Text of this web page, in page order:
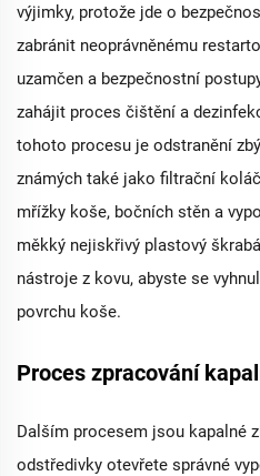
výjimky, protože jde o
zabránit neoprávněnému
uzamčen a bezpečnostní
zahájit proces čištění a
tohoto procesu je odstranění
známých také jako filtrační
mřížky koše, bočních stěn a
měkký nejiskřivý plastový
nástroje z kovu, abyste se
povrchu koše.
Proces zpracování
Dalším procesem jsou kapalné
odstředivky otevřete správné